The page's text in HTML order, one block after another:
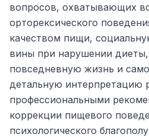
вопросов, охватывающих
орторексического
качеством пищи,
вины при нарушении диеты,
повседневную жизнь и
детальную интерпретацию
профессиональными
коррекции пищевого
психологического